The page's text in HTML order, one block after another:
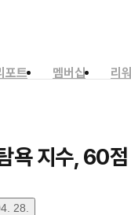
포트 멤버십
리
욕 지수, 60
28.